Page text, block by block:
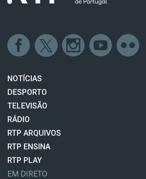
NOTÍCIAS
DESPORTO
TELEVISÃO
RÁDIO
RTP ARQUIVOS
RTP ENSINA
RTP PLAY
EM DIRETO